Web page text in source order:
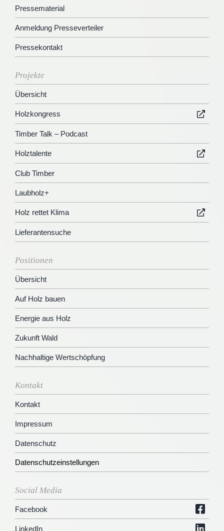
Pressematerial
Anmeldung Presseverteiler
Pressekontakt
Projekte
Übersicht
Holzkongress
Timber Talk – Podcast
Holztalente
Club Timber
Laubholz+
Holz rettet Klima
Lieferantensuche
Positionen
Übersicht
Auf Holz bauen
Energie aus Holz
Zukunft Wald
Nachhaltige Wertschöpfung
Kontakt
Kontakt
Impressum
Datenschutz
Datenschutzeinstellungen
Social Media
Facebook
LinkedIn